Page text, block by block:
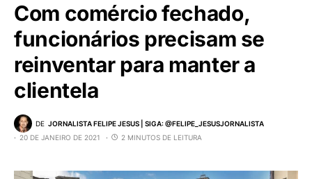
Com comércio fechado,
funcionários precisam se
reinventar para manter a
clientela
DE JORNALISTA FELIPE JESUS | SIGA: @FELIPE_JESUSJORNALISTA
20 DE JANEIRO DE 2021
2 MINUTOS DE LEITURA